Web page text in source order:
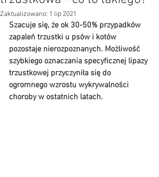
Zaktualizowano: 1 lip 2021
Szacuje się, że ok 30-50% przypadków
zapaleń trzustki u psów i kotów
pozostaje nierozpoznanych. Możliwość
szybkiego oznaczania specyficznej lipazy
trzustkowej przyczyniła się do
ogromnego wzrostu wykrywalności
choroby w ostatnich latach.